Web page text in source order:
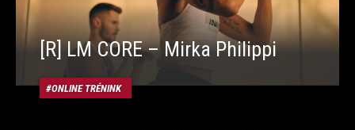
[R] LM CORE – Mirka Philippi
ONLINE TRÉNINK